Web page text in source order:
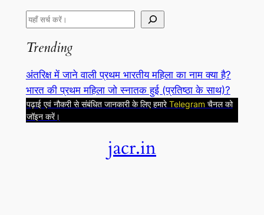
S
a
c
h
Trending
अंतरिक्ष में जाने वाली प्रथम भारतीय महिला का नाम क्या है?
भारत की प्रथम महिला जो स्नातक हुई (प्रतिष्ठा के साथ)?
पढ़ाई एवं नौकरी से संबंधित जानकारी के लिए हमारे Telegram चैनल को
जॉइन करें।
jacr.in